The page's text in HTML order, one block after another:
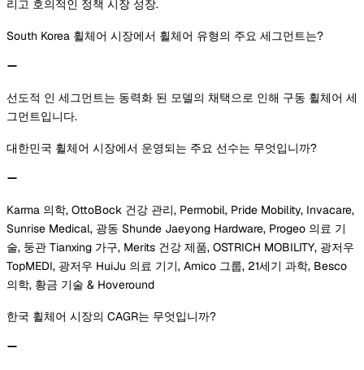
리고 호의적인 정책 시장 성장.
South Korea 휠체어 시장에서 휠체어 유형의 주요 세그먼트는?
선도적 인 세그먼트는 동력화 된 모델의 채택으로 인해 구동 휠체어 세
그먼트입니다.
대한민국 휠체어 시장에서 운영되는 주요 선수는 무엇입니까?
Karma 의학, OttoBock 건강 관리, Permobil, Pride Mobility, Invacare,
Sunrise Medical, 광동 Shunde Jaeyong Hardware, Progeo 의료 기
술, 둥관 Tianxing 가구, Merits 건강 제품, OSTRICH MOBILITY, 광저우
TopMEDI, 광저우 HuiJu 의료 기기, Amico 그룹, 21세기 과학, Besco
의학, 황금 기술 & Hoveround
한국 휠체어 시장의 CAGR는 무엇입니까?